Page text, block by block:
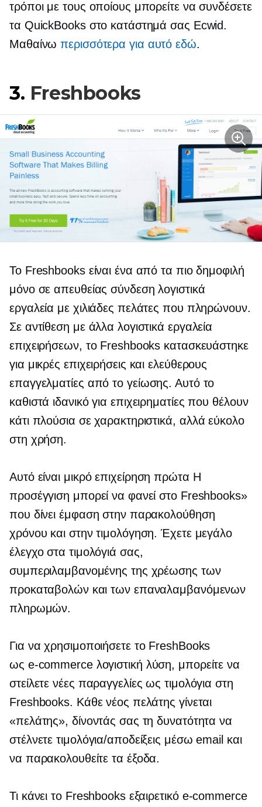
τρόποι με τους οποίους μπορείτε να συνδέσετε
τα QuickBooks στο κατάστημά σας Ecwid.
Μαθαίνωπερισσότερα για αυτό εδώ.
3. Freshbooks
Το Freshbooks είναι ένα από τα πιο δημοφιλή
μόνο σε απευθείας σύνδεση λογιστικά
εργαλεία με χιλιάδες πελάτες που πληρώνουν.
Σε αντίθεση με άλλα λογιστικά εργαλεία
επιχειρήσεων, το Freshbooks κατασκευάστηκε
για μικρές επιχειρήσεις και ελεύθερους
επαγγελματίες από το γείωσης. Αυτό το
καθιστά ιδανικό για επιχειρηματίες που θέλουν
κάτι πλούσια σε χαρακτηριστικά, αλλά εύκολο
στη χρήση.
Αυτό είναι μικρόεπιχείρηση πρώτα Η
προσέγγιση μπορεί να φανεί στο Freshbooks»
που δίνει έμφαση στην παρακολούθηση
χρόνου και στην τιμολόγηση. Έχετε μεγάλο
έλεγχο στα τιμολόγιά σας,
συμπεριλαμβανομένης της χρέωσης των
προκαταβολών και των επαναλαμβανόμενων
πληρωμών.
Για να χρησιμοποιήσετε το FreshBooks
ως e-commerceλογιστική λύση, μπορείτε να
στείλετε νέες παραγγελίες ως τιμολόγια στη
Freshbooks. Κάθε νέος πελάτης γίνεται
«πελάτης», δίνοντάς σας τη δυνατότητα να
στέλνετε τιμολόγια/αποδείξεις μέσω email και
να παρακολουθείτε τα έξοδα.
Τι κάνει το Freshbooks εξαιρετικό e-commerce